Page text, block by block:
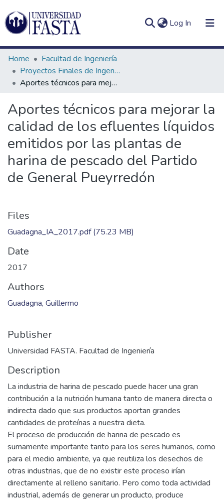
Log In (current)
Communities
&
Collections
All of DSpace
Statistics
In(current)
Home
Facultad de Ingeniería
Proyectos Finales de Ingeniería Ambiental
Aportes técnicos para mejorar la calidad de los efluentes líquidos emitidos por las plantas de harina de pescado del Partido de General Pueyrredón
Aportes técnicos para mejorar la
calidad de los efluentes líquidos
emitidos por las plantas de
harina de pescado del Partido
de General Pueyrredón
Files
Guadagna_IA_2017.pdf(75.23 MB)
Date
2017
Authors
Guadagna, Guillermo
Publisher
Universidad FASTA. Facultad de Ingeniería
Description
La industria de harina de pescado puede hacer una gran
contribución a la nutrición humana tanto de manera directa o
indirecta dado que sus productos aportan grandes
cantidades de proteínas a nuestra dieta.
El proceso de producción de harina de pescado es
sumamente importante tanto para los seres humanos, como
para el medio ambiente, ya que reutiliza los desechos de
otras industrias, que de no existir este proceso irían
directamente al relleno sanitario. Pero como toda actividad
industrial, además de generar un producto, produce